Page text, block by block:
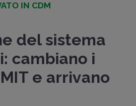
IN CDM
del sistema
cambiano i
e arrivano